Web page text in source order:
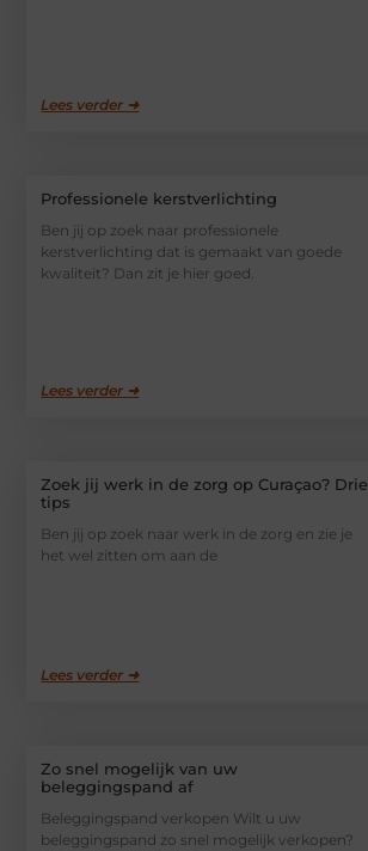
Lees verder ➜
Professionele kerstverlichting
Ben jij op zoek naar professionele
kerstverlichting dat is gemaakt van goede
kwaliteit? Dan zit je hier goed.
Lees verder ➜
Zoek jij werk in de zorg op Curaçao? Drie
tips
Ben jij op zoek naar werk in de zorg en zie je
het wel zitten om aan de
Lees verder ➜
Zo snel mogelijk van uw
beleggingspand af
Beleggingspand verkopen Wilt u uw
beleggingspand zo snel mogelijk verkopen?